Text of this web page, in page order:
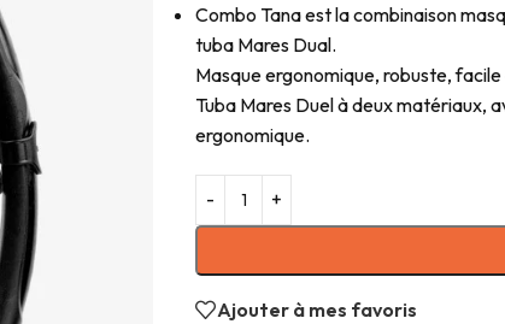
Combo Tana est la combinaison
tuba Mares Dual.
Masque ergonomique, robuste,
Tuba Mares Duel à deux matériaux,
ergonomique.
Ajouter à mes favoris